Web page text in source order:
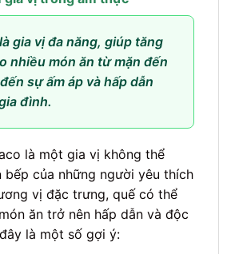
gia vị đa năng, giúp tăng
nhiều món ăn từ mặn đến
sự ấm áp và hấp dẫn
đình.
là một gia vị không thể
bếp của những người yêu thích
vị đặc trưng, quế có thể
ăn trở nên hấp dẫn và độc
là một số gợi ý: